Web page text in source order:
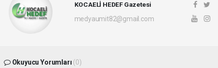
KOCAELİ HEDEF Gazetesi
medyaumit82@gmail.com
Okuyucu Yorumları (0)